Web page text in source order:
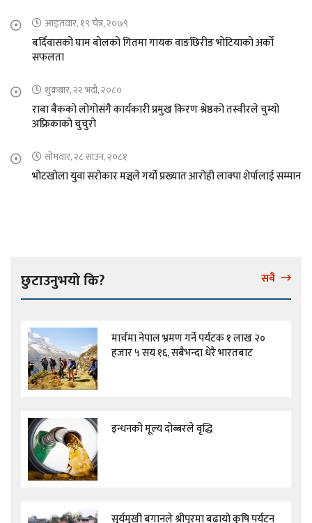
आइतवार, १९ चैत्र, २०७९
बर्दिवासको घाम बोलको गितमा गायक वाङछिरीङ भोटियाको अर्को
सफलता
शुक्रबार, २२ भदौ, २०८०
राबा बैकको लोगोसंगै कार्यकारी प्रमुख किरण श्रेष्ठको तस्वीरले चुम्यो
अफ्रिकाको चुचुरो
सोमवार, २८ साउन, २०८१
भोटखोला युवा सरोकार मञ्चले गर्यो प्रख्यात आरोही लाक्पा शेर्पालाई सम्मान
छुटाउनुभयो कि? सबै
मार्चमा नेपाल भ्रमण गर्ने पर्यटक १ लाख २०
हजार ५ सय १६, सबैभन्दा धेरै भारतबाट
इन्धनको मूल्य दोब्बरले वृद्धि
सूर्यमुखी बगानले श्रीपुरमा बढायो कृषि पर्यटन